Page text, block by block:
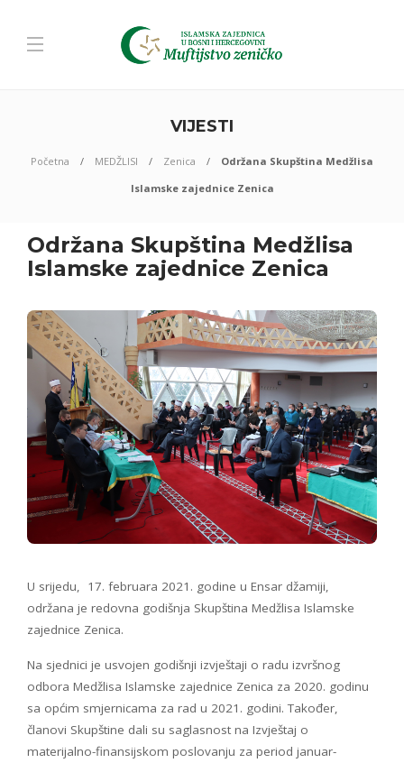
VIJESTI
Početna MEDŽLISI Zenica
Održana Skupština Medžlisa
Islamske zajednice Zenica
Održana Skupština Medžlisa
Islamske zajednice Zenica
U srijedu, 17. februara 2021. godine u Ensar džamiji,
održana je redovna godišnja Skupština Medžlisa Islamske
zajednice Zenica.
Na sjednici je usvojen godišnji izvještaji o radu izvršnog
odbora Medžlisa Islamske zajednice Zenica za 2020. godinu
sa općim smjernicama za rad u 2021. godini. Također,
članovi Skupštine dali su saglasnost na Izvještaj o
materijalno-finansijskom poslovanju za period januar-